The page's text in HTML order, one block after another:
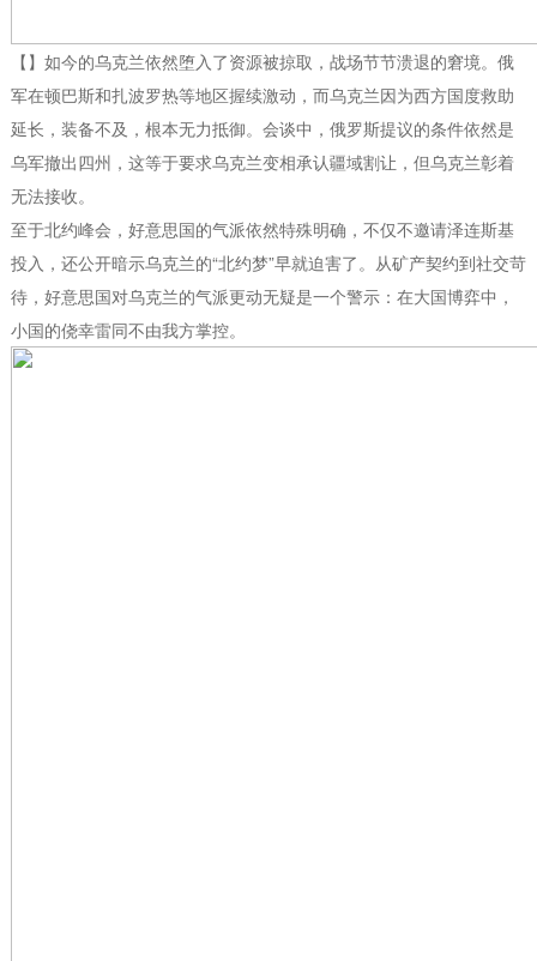
【】如今的乌克兰依然堕入了资源被掠取，战场节节溃退的窘境。俄
军在顿巴斯和扎波罗热等地区握续激动，而乌克兰因为西方国度救助
延长，装备不及，根本无力抵御。会谈中，俄罗斯提议的条件依然是
乌军撤出四州，这等于要求乌克兰变相承认疆域割让，但乌克兰彰着
无法接收。
至于北约峰会，好意思国的气派依然特殊明确，不仅不邀请泽连斯基
投入，还公开暗示乌克兰的“北约梦”早就迫害了。从矿产契约到社交苛
待，好意思国对乌克兰的气派更动无疑是一个警示：在大国博弈中，
小国的侥幸雷同不由我方掌控。